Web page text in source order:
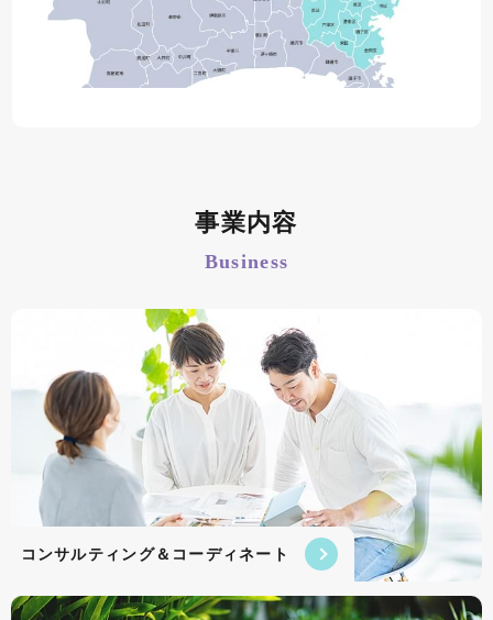
事業内容
Business
コンサルティング＆コーディネート